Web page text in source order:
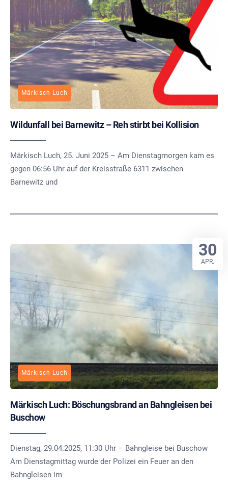
Märkisch Luch
Wildunfall bei Barnewitz – Reh stirbt bei Kollision
Märkisch Luch, 25. Juni 2025 – Am Dienstagmorgen kam es
gegen 06:56 Uhr auf der Kreisstraße 6311 zwischen
Barnewitz und
Märkisch Luch
Märkisch Luch: Böschungsbrand an Bahngleisen bei
Buschow
Dienstag, 29.04.2025, 11:30 Uhr – Bahngleise bei Buschow
Am Dienstagmittag wurde der Polizei ein Feuer an den
Bahngleisen im
30
APR.